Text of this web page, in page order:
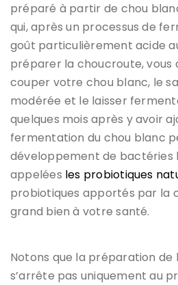
préparé à partir de chou
qui, après un processus de
goût particulièrement acide
préparer la choucroute, vous
couper votre chou blanc, le
modérée et le laisser
quelques mois après y avoir
fermentation du chou blanc
développement de bactéries
appelées les probiotiques
probiotiques apportés par la
grand bien à votre santé.
Notons que la préparation de
s’arrête pas uniquement au